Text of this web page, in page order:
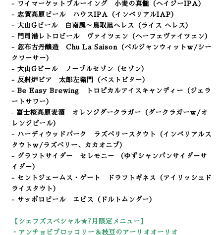
- ワイマーケットブルーイング 小麦の真髄（ヘイジーIPA）
- 志賀高原ビール ハウスIPA （インペリアルIAP）
- 大山Gビール 白南風～鳥取旭へレス
（ライス へレス ）
- 門司港レトロビール ヴァイツェン（ヘーフェヴァイツェン）
- 忽布古丹醸造 Chu La Saison（ベルジャンウィットｗ/シー
クワーサー）
- 大山Gビール ノーブルセゾン （セゾン）
- 反射炉ビア 太郎左衛門（ベストビター）
- Be Easy Brewing トロピカルアイスキャンディー（ジェラ
ートサワー）
‐ 富士桜高原麦酒 オレンジダークラガー（ダークラガーｗ/オ
レンジピール）
- ハーディウッドパーク ラズベリースタウト（インペリアルス
タウトｗ/ラズベリー、カカオニブ）
- グラフトサイダー セレモニー （ゆずシャンパンサイダーサ
イダー）
- セントジェームス・ゲート ドラフトギネス（アイリッシュド
ライスタウト）
- サッポロビール エビス（ドルトムンダー）
【シェフズスペシャル★7 月限定メニュー】
・アンチョビブロッコリー＆枝豆のアーリオオーリオ